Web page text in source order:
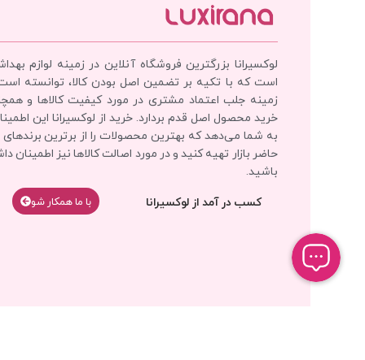
لوکسیرانا بزرگترین فروشگاه آنلاین در زمینه لوازم
است که با تکیه بر تضمین اصل بودن کالا، توانسته
زمینه جلب اعتماد مشتری در مورد کیفیت کالاها و
خرید محصول اصل قدم بردارد. خرید از لوکسیرانا این
به شما می‌دهد که بهترین محصولات را از برترین برندهای
حاضر بازار تهیه کنید و در مورد اصالت کالاها نیز اطمینان
باشید.
کسب در آمد از لوکسیرانا با‌‌ ما همکار شو